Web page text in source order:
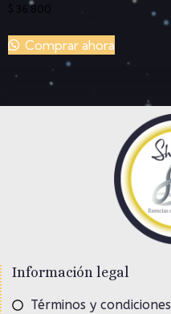
$ 36.800
Comprar ahora
Información legal
Términos y condiciones